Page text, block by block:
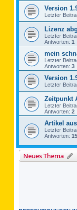
Version
Letzter
Lizenz
Letzter
Antworten: 1
mein
Letzter
Antworten: 3
Version
Letzter
Zeitpunkt
Letzter
Antworten: 2
Artikel
Letzter
Antworten: 15
Neues Thema